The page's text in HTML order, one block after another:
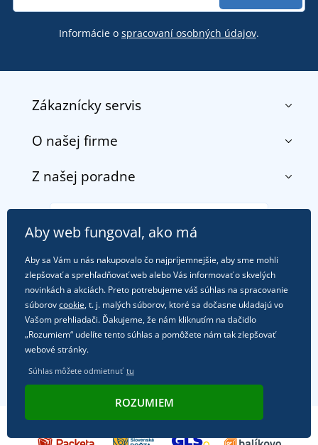
Informácie o spracovaní osobných údajov.
Zákaznícky servis
Kontakt
Doprava a platba
Vrátenie tovaru a reklamácia
Zásady ochrany osobných údajov
O našej firme
O nás
DobrýTextil pre firmy a organizácie
Blog
Affiliate
Z našej poradne
Objavte TEE JAYS - prémiovú dánsku značku s
tradíciou od roku 1976
Ako zvládnuť horúce letné dni v pohode a bezpečí
Letné dobrodružstvo sa začína balením alebo
pripravte sa na dovolenku bez starostí
Tipy na svieže outfity pre pohodové leto
Obľúbené tričko City v hlavnej úlohe: outfity na
Zákaznícka podpora
+421222 205 111
(Po-Pi, 7-15:30)
obchod@dobrytextil.sk
Aby web fungoval, ako má
Aby sa Vám u nás nakupovalo čo najpríjemnejšie, aby sme mohli
zlepšovať a sprehľadňovať web alebo Vás informovať o skvelých
novinkách a akciách. Preto potrebujeme váš súhlas na spracovanie
súborovcookie, t. j. malých súborov, ktoré sa dočasne ukladajú vo
Vašom prehliadači. Ďakujeme, že nám kliknutím na tlačidlo
„Rozumiem“ udelíte tento súhlas a pomôžete nám tak zlepšovať
webové stránky.
Súhlas môžete odmietnuť tu
ROZUMIEM